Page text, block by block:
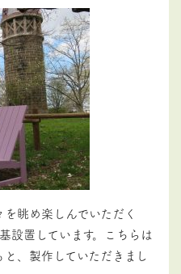
眺め楽しんでいただく
設置しています。こちらは
、製作していただきまし